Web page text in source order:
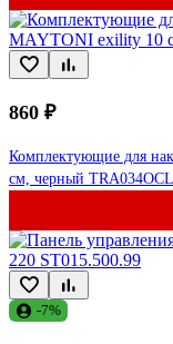
860 ₽
Комплектующие для
см, черный
-7%